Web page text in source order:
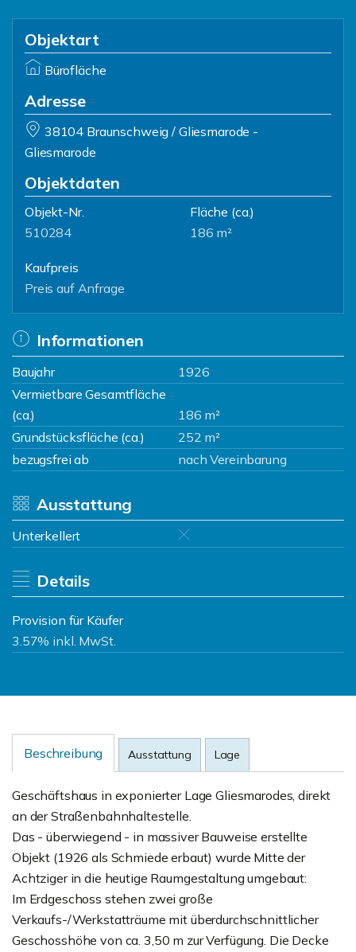
Objektart
Bürofläche
Adresse
38104 Braunschweig / Gliesmarode -
Gliesmarode
Objektdaten
Objekt-Nr.
510284
Fläche (ca.)
186 m²
Kaufpreis
Preis auf Anfrage
Informationen
Baujahr
1926
Vermietbare Gesamtfläche
(ca.)
186 m²
Grundstücksfläche (ca.)
252 m²
bezugsfrei ab
nach Vereinbarung
Ausstattung
Unterkellert
Details
Provision für Käufer
3.57% inkl. MwSt.
Beschreibung Ausstattung Lage
Geschäftshaus in exponierter Lage Gliesmarodes, direkt
an der Straßenbahnhaltestelle.
Das - überwiegend - in massiver Bauweise erstellte
Objekt (1926 als Schmiede erbaut) wurde Mitte der
Achtziger in die heutige Raumgestaltung umgebaut:
Im Erdgeschoss stehen zwei große
Verkaufs-/Werkstatträume mit überdurchschnittlicher
Geschosshöhe von ca. 3,50 m zur Verfügung. Die Decke